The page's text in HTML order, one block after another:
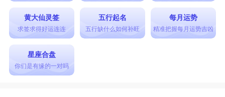
黄大仙灵签
求签求得好运连连
五行起名
五行缺什么如何补旺
每月运势
精准把握每月运势吉凶
星座合盘
你们是有缘的一对吗